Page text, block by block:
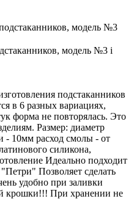
модель №3 i
подстаканников
в 6 разных вариациях,
форма не повторялась. Это
Размер: диаметр
- 10мм расход смолы - от
силикона,
Идеально подходит
Позволяет сделать
удобно при заливки
крошки!!! При хранении не